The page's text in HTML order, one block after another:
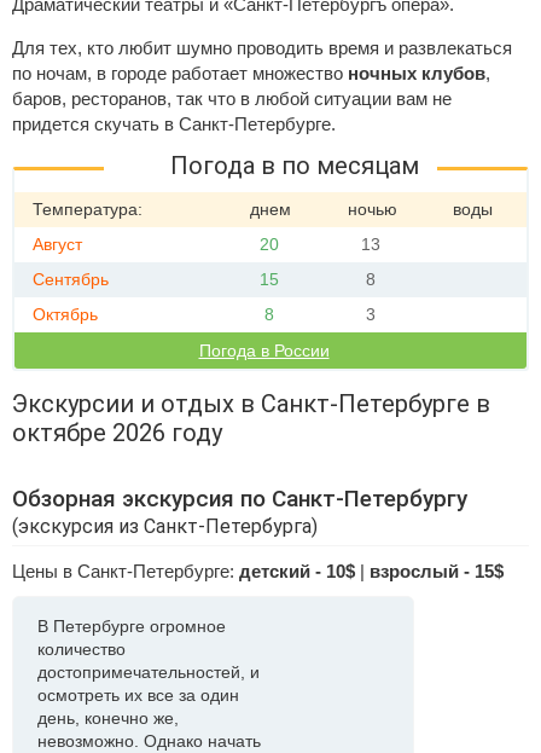
Драматический театры и «Санкт-Петербургъ опера».
Для тех, кто любит шумно проводить время и развлекаться
по ночам, в городе работает множество ночных клубов,
баров, ресторанов, так что в любой ситуации вам не
придется скучать в Санкт-Петербурге.
Погода в по месяцам
Температура: днем ночью
воды
Август
20
13
Сентябрь
15
8
Октябрь
8
3
Погода в России
Экскурсии и отдых в Санкт-Петербурге в
октябре 2026 году
Обзорная экскурсия по Санкт-Петербургу
(экскурсия из Санкт-Петербурга)
Цены в Санкт-Петербурге: детский - 10$ | взрослый - 15$
В Петербурге огромное
количество
достопримечательностей, и
осмотреть их все за один
день, конечно же,
невозможно. Однако начать